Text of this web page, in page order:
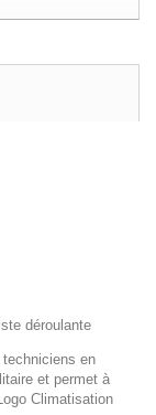
déroulante
en
et permet à
Climatisation